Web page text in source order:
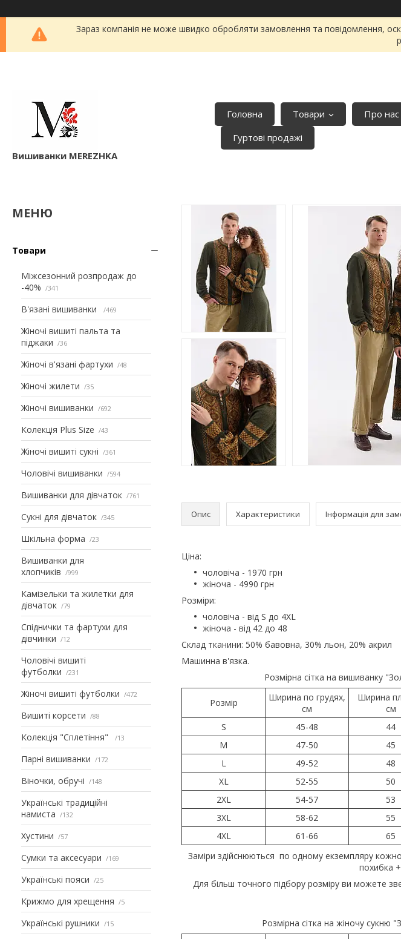
Зараз компанія не може швидко обробляти замовлення та повідомлення,
Вишиванки MEREZHKA
Головна Товари Про нас
Гуртові продажі
Товари
Міжсезонний розпродаж до
-40%
341
В'язані вишиванки 469
Жіночі вишиті пальта та
піджаки
36
Жіночі в'язані фартухи 48
Жіночі жилети 35
Жіночі вишиванки 692
Колекція Plus Size 43
Жіночі вишиті сукні 361
Чоловічі вишиванки 594
Вишиванки для дівчаток 761
Сукні для дівчаток 345
Шкільна форма 23
Вишиванки для
хлопчиків
999
Камізельки та жилетки для
дівчаток
79
Спіднички та фартухи для
дівчинки
12
Чоловічі вишиті
футболки
231
Жіночі вишиті футболки 472
Вишиті корсети 88
Колекція "Сплетіння" 13
Парні вишиванки 172
Віночки, обручі 148
Українські традиційні
намиста
132
Хустини 57
Сумки та аксесуари 169
Українські пояси 25
Крижмо для хрещення 5
Українські рушники 15
Опис Характеристики Інформація для
Ціна:
чоловіча - 1970 грн
жіноча - 4990 грн
Розміри:
чоловіча - від S до 4XL
жіноча - від 42 до 48
Склад тканини: 50% бавовна, 30% льон, 20% акрил
Машинна в'язка.
Розмірна сітка на вишиванку
Розмір
Ширина по грудях,
см
Ширина
см
S
45-48 44
M
47-50 45
L
49-52 48
XL
52-55 50
2XL
54-57 53
3XL
58-62 55
4XL
61-66 65
Заміри здійснюються по одному екземпляру
похибка
Для більш точного підбору розміру ви можете
Розмірна сітка на жіночу сукню